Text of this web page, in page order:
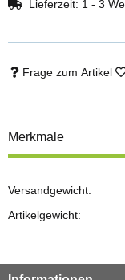
Lieferzeit: 1 - 3
Frage zum Artikel
Merkmale
Versandgewicht:
Artikelgewicht: